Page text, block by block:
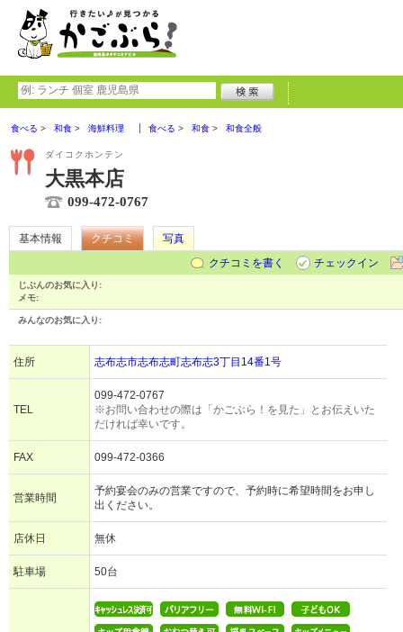
食べる 和食 海鮮料理 食べる 和食 和食全般
ダイコクホンテン
大黒本店
099-472-0767
基本情報 クチコミ
写真
クチコミを書く
チェックイン
じぶんのお気に入り:
メモ:
みんなのお気に入り:
住所 志布志市志布志町志布志3丁目14番1号
TEL
099-472-0767
※お問い合わせの際は「かごぶら！を見た」とお伝えいた
だければ幸いです。
FAX 099-472-0366
営業時間
予約宴会のみの営業ですので、予約時に希望時間をお申し
出ください。
店休日 無休
駐車場 50台